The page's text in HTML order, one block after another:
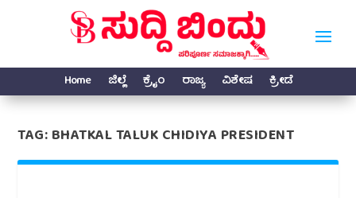
Home ಜಿಲ್ಲೆ ಕ್ರೈಂ ರಾಜ್ಯ ವಿಶೇಷ ಕ್ರೀಡೆ
TAG:BHATKAL TALUK CHIDIYA PRESIDENT